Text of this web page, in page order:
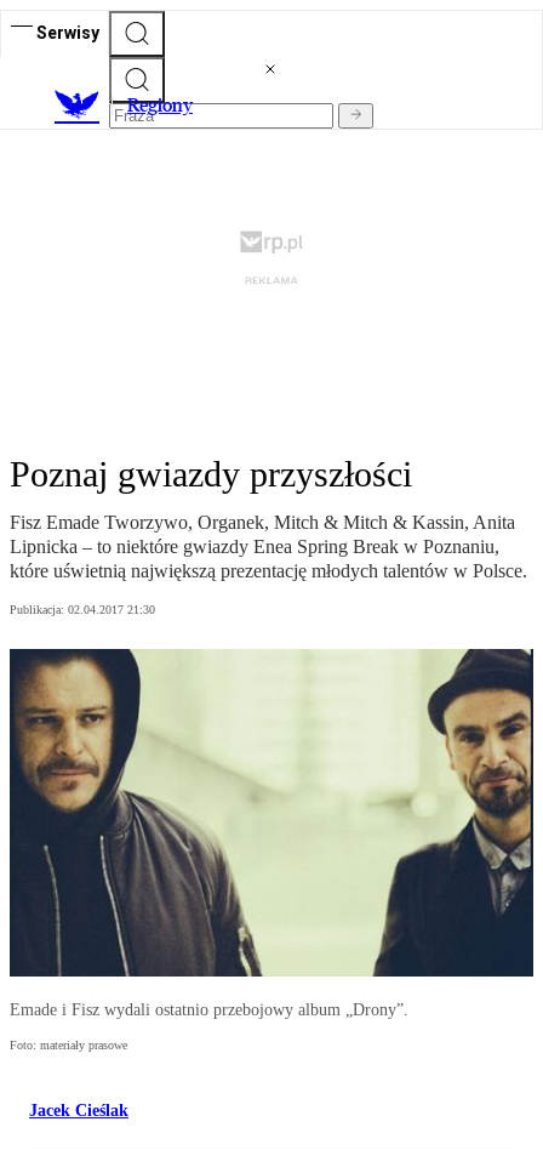
Serwisy
Regiony
Poznaj gwiazdy przyszłości
Fisz Emade Tworzywo, Organek, Mitch & Mitch & Kassin, Anita
Lipnicka – to niektóre gwiazdy Enea Spring Break w Poznaniu,
które uświetnią największą prezentację młodych talentów w Polsce.
Publikacja: 02.04.2017 21:30
Emade i Fisz wydali ostatnio przebojowy album „Drony”.
Foto: materiały prasowe
Jacek Cieślak